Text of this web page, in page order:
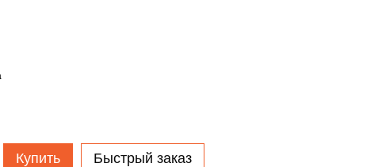
Купить Быстрый заказ